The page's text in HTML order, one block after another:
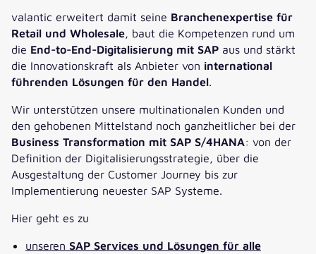
valantic erweitert damit seine Branchenexpertise für
Retail und Wholesale, baut die Kompetenzen rund um
die End-to-End-Digitalisierung mit SAP aus und stärkt
die Innovationskraft als Anbieter von international
führenden Lösungen für den Handel.
Wir unterstützen unsere multinationalen Kunden und
den gehobenen Mittelstand noch ganzheitlicher bei der
Business Transformation mit SAP S/4HANA: von der
Definition der Digitalisierungsstrategie, über die
Ausgestaltung der Customer Journey bis zur
Implementierung neuester SAP Systeme.
Hier geht es zu
unseren SAP Services und Lösungen für alle